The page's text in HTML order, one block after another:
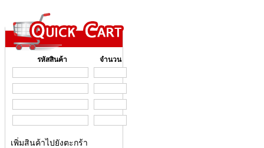
รหัสสินค้า จำนวน
เพิ่มสินค้าไปยังตะกร้า